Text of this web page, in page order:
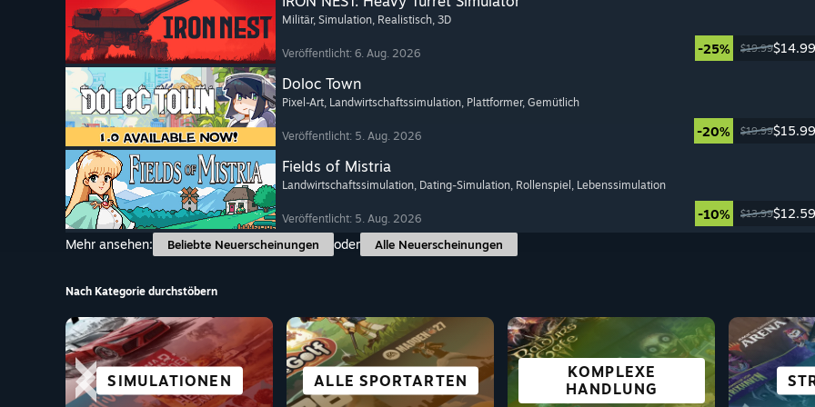
Militär, Simulation, Realistisch, 3D
Veröffentlicht: 6. Aug. 2026 -25% $19.99$14.99
Doloc Town
Pixel-Art, Landwirtschaftssimulation, Plattformer, Gemütlich
Veröffentlicht: 5. Aug. 2026 -20% $19.99$15.99
Fields of Mistria
Landwirtschaftssimulation, Dating-Simulation, Rollenspiel , Lebenssimulation
Veröffentlicht: 5. Aug. 2026 -10% $13.99$12.59
Mehr ansehen:
Beliebte Neuerscheinungen oder Alle Neuerscheinungen
Nach Kategorie durchstöbern
SIMULATIONEN ALLE SPORTARTEN
KOMPLEXE
HANDLUNG
KOOP ANIME ROLLENSPIELE
RÄTSEL VISUAL NOVELS SURVIVAL
FÜR
DECK
STÄDTE- &
SIEDLUNGSBAU
VR-TITEL ABENTEUER